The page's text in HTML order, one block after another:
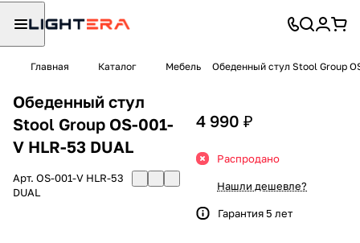
Главная Каталог Мебель Обеденный стул Stool Group
Обеденный стул
Stool Group OS-001-
V HLR-53 DUAL
Арт. OS-001-V HLR-53
DUAL
4 990 ₽
Распродано
Нашли дешевле?
Гарантия 5 лет